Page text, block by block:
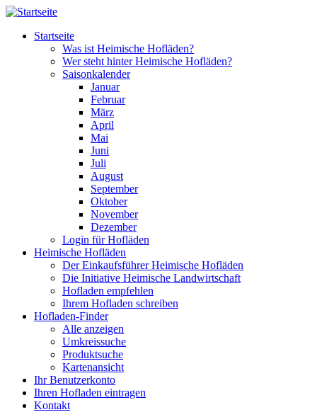
Direkt zum Inhalt
Startseite
Was ist Heimische Hofläden?
Wer steht hinter Heimische Hofläden?
Saisonkalender
Januar
Februar
März
April
Mai
Juni
Juli
August
September
Oktober
November
Dezember
Login für Hofläden
Heimische Hofläden
Der Einkaufsführer Heimische Hofläden
Die Initiative Heimische Landwirtschaft
Hofladen empfehlen
Ihrem Hofladen schreiben
Hofladen-Finder
Alle anzeigen
Umkreissuche
Produktsuche
Kartenansicht
Ihr Benutzerkonto
Ihren Hofladen eintragen
Kontakt